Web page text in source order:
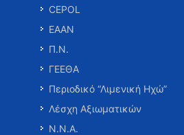
CEPOL
ΕΑΑΝ
Π.Ν.
ΓΕΕΘΑ
Περιοδικό “Λιμενική Ηχώ”
Λέσχη Αξιωματικών
Ν.Ν.Α.